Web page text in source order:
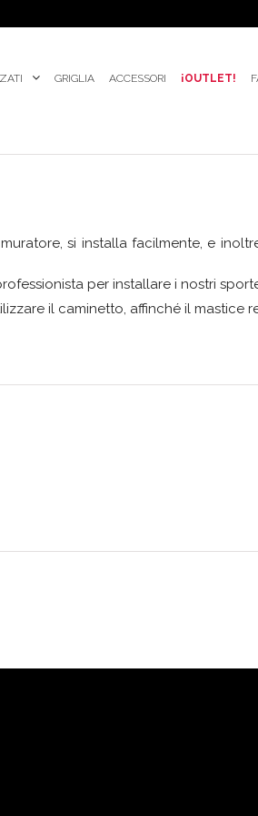
GRIGLIA ACCESSORI ¡OUTLET!
si installa facilmente, e
per installare i nostri
il caminetto, affinché il mastice